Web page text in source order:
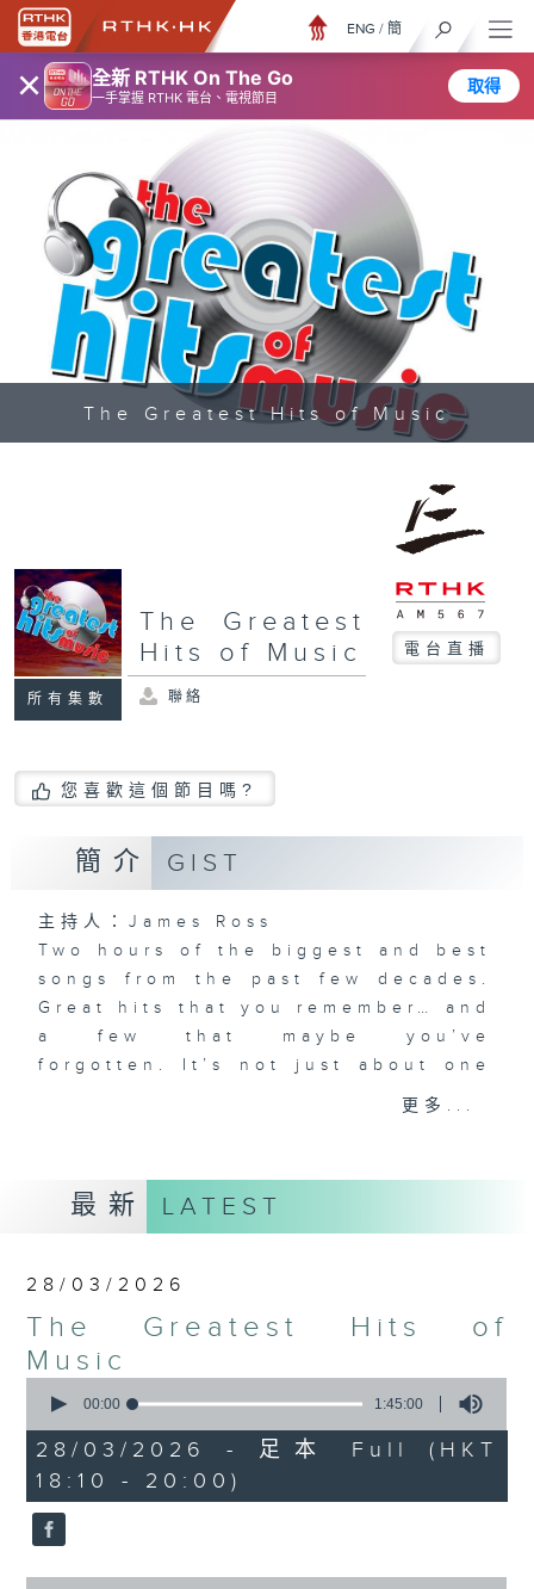
× 全新 RTHK On The Go
一手掌握 RTHK 電台、電視節目
取得
ENG / 簡
The Greatest Hits of Music
所有集數
The Greatest
Hits of Music
電台直播
聯絡
您喜歡這個節目嗎?
簡介 GIST
主持人：James Ross
Two hours of the biggest and best
songs from the past few decades.
Great hits that you remember… and
a few that maybe you’ve
forgotten. It’s not just about one
particular era - The Greatest Hits
hear everything from The Beatles,
Diana Ross, and Hall & Oates right
through to Dua Lipa, Doja Cat and
many of today’s hits from around
the world, including both the UK
Top 40 and the US Billboard 100 –
and there’s plenty of music news,
the movie minute, and the mystery
TV theme tune too.
更多...
最新 LATEST
28/03/2026
The Greatest Hits of
Music
seconds
1
hour,
45
minutes,
0
seconds
00:00 1:45:00
28/03/2026 - 足本 Full (HKT
18:10 - 20:00)